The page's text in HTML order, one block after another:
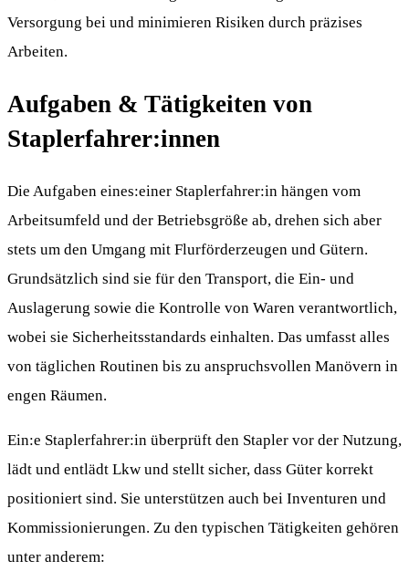
Versorgung bei und minimieren Risiken durch präzises
Arbeiten.
Aufgaben & Tätigkeiten von
Staplerfahrer:innen
Die Aufgaben eines:einer Staplerfahrer:in hängen vom
Arbeitsumfeld und der Betriebsgröße ab, drehen sich aber
stets um den Umgang mit Flurförderzeugen und Gütern.
Grundsätzlich sind sie für den Transport, die Ein- und
Auslagerung sowie die Kontrolle von Waren verantwortlich,
wobei sie Sicherheitsstandards einhalten. Das umfasst alles
von täglichen Routinen bis zu anspruchsvollen Manövern in
engen Räumen.
Ein:e Staplerfahrer:in überprüft den Stapler vor der Nutzung,
lädt und entlädt Lkw und stellt sicher, dass Güter korrekt
positioniert sind. Sie unterstützen auch bei Inventuren und
Kommissionierungen. Zu den typischen Tätigkeiten gehören
unter anderem: